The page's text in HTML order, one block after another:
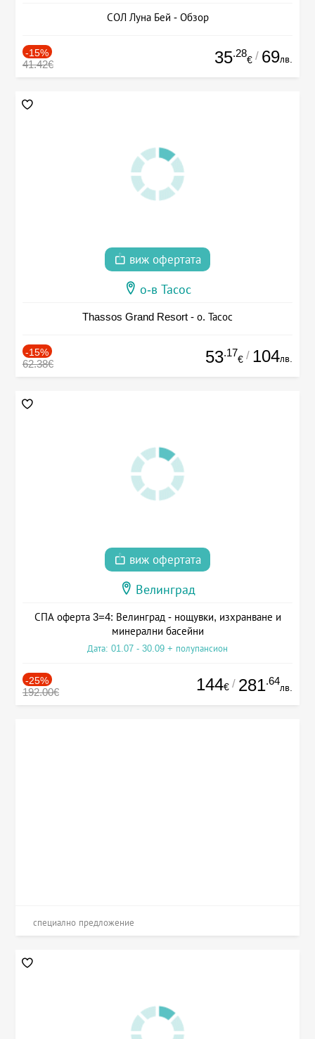
СОЛ Луна Бей - Обзор
-15%
41.42€ 35.28
€ / 69лв.
виж офертата
о-в Тасос
Thassos Grand Resort - о. Тасос
-15%
62.38€ 53.17
€ / 104лв.
виж офертата
Велинград
СПА оферта 3=4: Велинград - нощувки, изхранване и
минерални басейни
Дата: 01.07 - 30.09 + полупансион
-25%
192.00€ 144€ / 281.64
лв.
специално предложение